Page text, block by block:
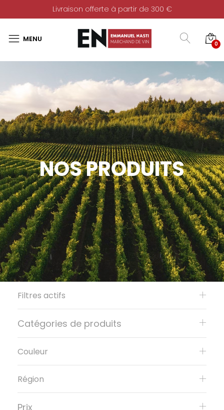
Livraison offerte à partir de 300 €
0
NOS PRODUITS
Filtres actifs
Catégories de produits
Couleur
Région
Prix